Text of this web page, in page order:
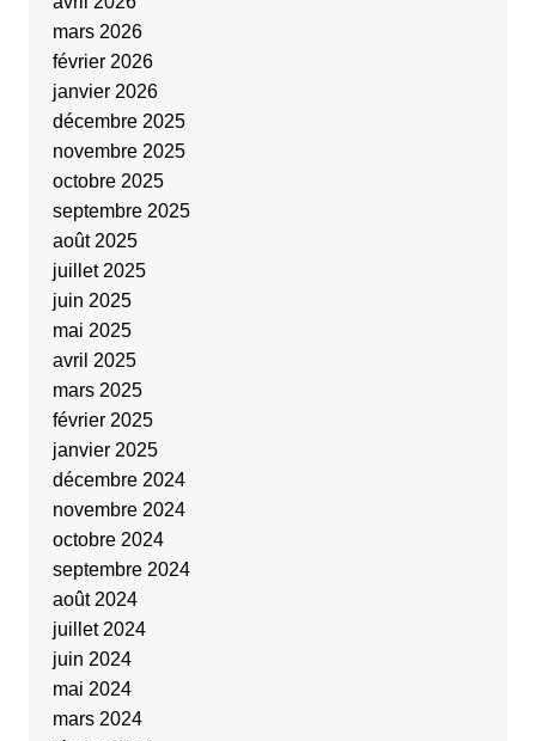
mars 2026
février 2026
janvier 2026
décembre 2025
novembre 2025
octobre 2025
septembre 2025
août 2025
juillet 2025
juin 2025
mai 2025
avril 2025
mars 2025
février 2025
janvier 2025
décembre 2024
novembre 2024
octobre 2024
septembre 2024
août 2024
juillet 2024
juin 2024
mai 2024
mars 2024